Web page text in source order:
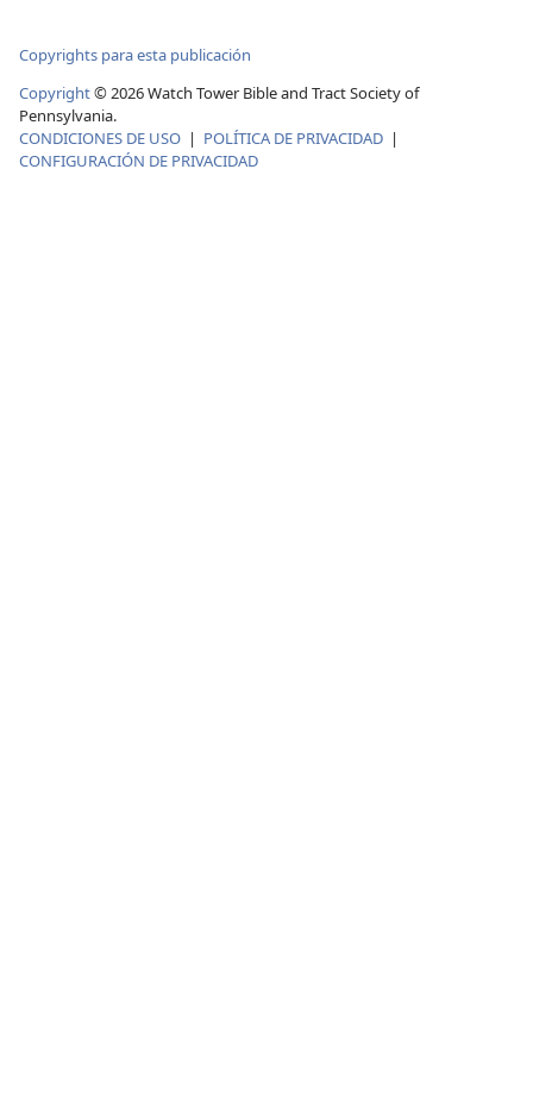
Copyrights para esta publicación
Copyright©2026Watch Tower Bible and Tract Society of
Pennsylvania.
CONDICIONES DE USO | POLÍTICA DE PRIVACIDAD |
CONFIGURACIÓN DE PRIVACIDAD